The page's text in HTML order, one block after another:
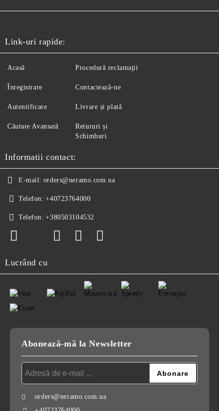
Link-uri rapide:
Acasă
Înregistrare
Autentificare
Căutare Avansată
Procedură reclamaţii
Contactează-ne
Livrare și plată
Retururi și
Schimburi
Informatii contact:
E-mail: orders@neramo.com.ua
Telefon: +40723764000
Telefon: +380503104532
Lucrând cu
Abonează-mă la Newsletter
orders@neramo.com.ua